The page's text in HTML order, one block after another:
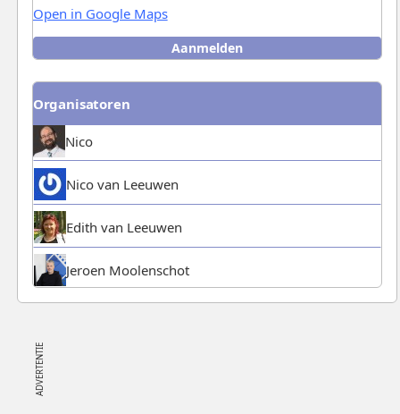
Open in Google Maps
/
Afmelden
Aanmelden
Organisatoren
Nico
Nico van Leeuwen
Edith van Leeuwen
Jeroen Moolenschot